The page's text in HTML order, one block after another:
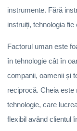
instrumente. Fără
instruiți, tehnologia
Factorul uman este
în tehnologie cât în
companii, oamenii și
reciprocă. Cheia
tehnologie, care
flexibil având clientul